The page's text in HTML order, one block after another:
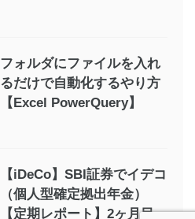
フォルダにファイルを入れ
るだけで自動化するやり方
【Excel PowerQuery】
【iDeCo】SBI証券でイデコ
（個人型確定拠出年金）
【定期レポート】2ヶ月目